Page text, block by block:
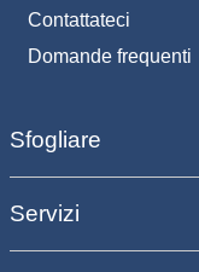
Contattateci
Domande frequenti
Sfogliare
Servizi